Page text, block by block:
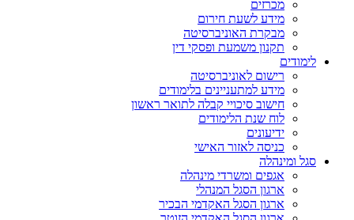
מכרזים
מידע לשעת חירום
מבקרת האוניברסיטה
תקנון משמעת ופסקי דין
לימודים
רישום לאוניברסיטה
מידע למתעניינים בלימודים
חישוב סיכויי קבלה לתואר ראשון
לוח שנת הלימודים
ידיעונים
כניסה לאזור האישי
סגל ומינהלה
אגפים ומשרדי מינהלה
ארגון הסגל המנהלי
ארגון הסגל האקדמי הבכיר